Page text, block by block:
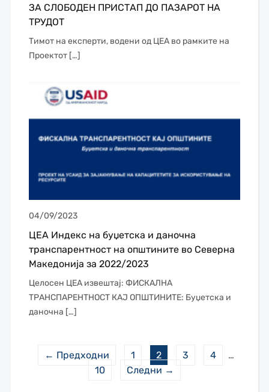
ЗА СЛОБОДЕН ПРИСТАП ДО ПАЗАРОТ НА
ТРУДОТ
Тимот на експерти, водени од ЦЕА во рамките на
Проектот […]
04/09/2023
ЦЕА Индекс на буџетска и даночна
транспарентност на општините во Северна
Македонија за 2022/2023
Целосен ЦЕА извештај: ФИСКАЛНА
ТРАНСПАРЕНТНОСТ КАЈ ОПШТИНИТЕ: Буџетска и
даночна […]
← Предходни 1 2 3 4
…
10
Следни →